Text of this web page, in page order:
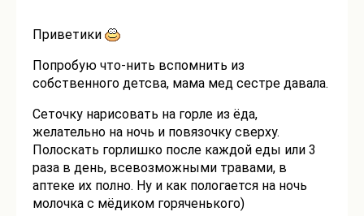
Приветики
Попробую что-нить вспомнить из
собственного детсва, мама мед сестре давала.
Сеточку нарисовать на горле из ёда,
желательно на ночь и повязочку сверху.
Полоскать горлишко после каждой еды или 3
раза в день, всевозможными травами, в
аптеке их полно. Ну и как пологается на ночь
молочка с мёдиком горяченького)